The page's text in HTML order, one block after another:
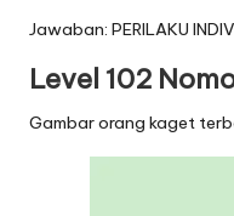
Jawaban: PERILAKU
Level 102
Gambar orang kaget